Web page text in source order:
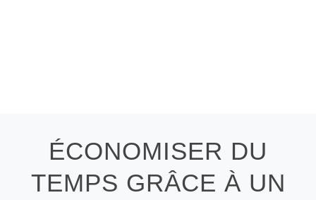
ÉCONOMISER DU
TEMPS GRÂCE À UN